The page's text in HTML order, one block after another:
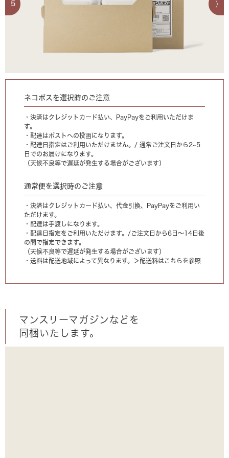
5
ネコポスを選択時のご注意
・決済はクレジットカード払い、PayPayをご利用いただけま
す。
・配達はポストへの投函になります。
・配達日指定はご利用いただけません。/ 通常ご注文日から2~5
日でのお届けになります。
（天候不良等で遅延が発生する場合がございます）
通常便を選択時のご注意
・決済はクレジットカード払い、代金引換、PayPayをご利用い
ただけます。
・配達は手渡しになります。
・配達日指定をご利用いただけます。/ご注文日から6日〜14日後
の間で指定できます。
（天候不良等で遅延が発生する場合がございます）
・送料は配送地域によって異なります。
＞配送料はこちらを参照
マンスリーマガジンなどを
同梱いたします。